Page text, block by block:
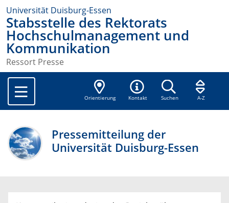
Universität Duisburg-Essen
Stabsstelle des Rektorats
Hochschulmanagement und
Kommunikation
Ressort Presse
Orientierung Kontakt Suchen A-Z
Pressemitteilung der
Universität Duisburg-Essen